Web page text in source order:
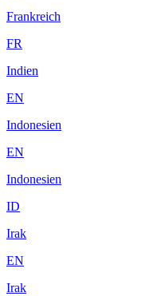
Frankreich
FR
Indien
EN
Indonesien
EN
Indonesien
ID
Irak
EN
Irak